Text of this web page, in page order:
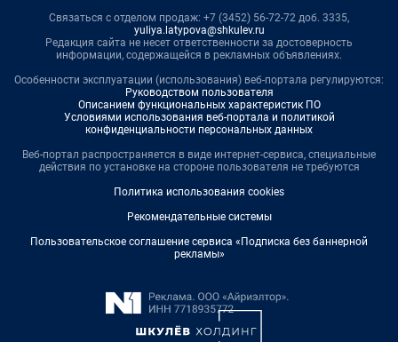
Связаться с отделом продаж: +7 (3452) 56-72-72 доб. 3335,
yuliya.latypova@shkulev.ru
Редакция сайта не несет ответственности за достоверность
информации, содержащейся в рекламных объявлениях.
Особенности эксплуатации (использования) веб-портала регулируются:
Руководством пользователя
Описанием функциональных характеристик ПО
Условиями использования веб-портала и политикой
конфиденциальности персональных данных
Веб-портал распространяется в виде интернет-сервиса, специальные
действия по установке на стороне пользователя не требуются
Политика использования cookies
Рекомендательные системы
Пользовательское соглашение сервиса «Подписка без баннерной
рекламы»